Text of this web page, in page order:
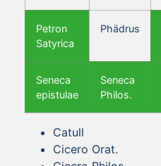
Petron
Satyrica
Phädrus
Seneca
epistulae
Seneca
Philos.
Catull
Cicero Orat.